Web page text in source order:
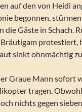
auf den von Heidi
begonnen,
Gäste in Schach.
protestiert,
sinkt ohnmächtig
Graue Mann sofort
tragen.
nichts gegen